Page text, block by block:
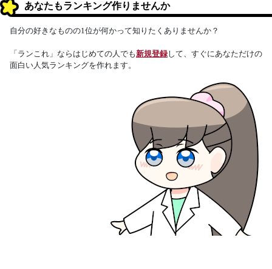
あなたもランキング作りませんか
自分の好きなものの1位が何かって知りたくありませんか？
「ランこれ」ならはじめての人でも新規登録して、すぐにあなただけの
面白い人気ランキングを作れます。